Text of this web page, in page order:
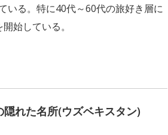
いる。特に40代～60代の旅好き層に
始している。
隠れた名所(ウズベキスタン)